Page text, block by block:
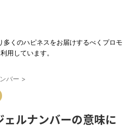
多くのハピネスをお届けするべくプロモ
用しています。
バー >
ェルナンバーの意味に